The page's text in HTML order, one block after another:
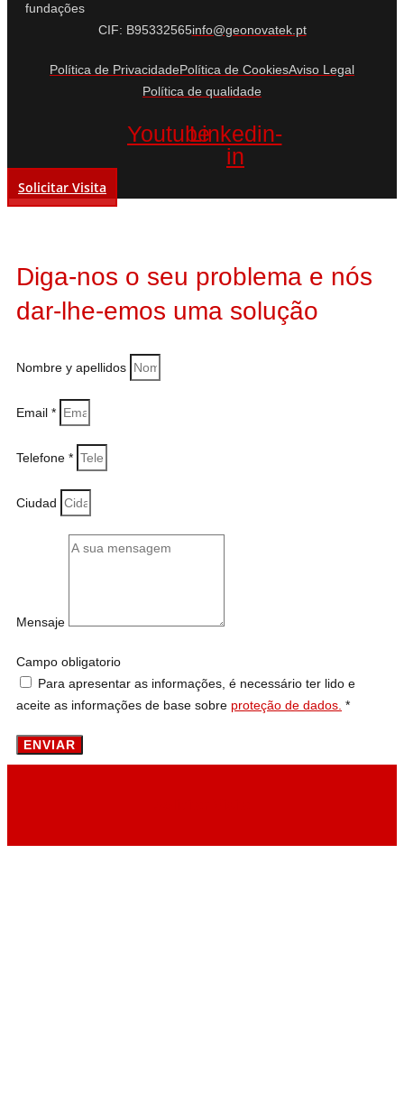
fundações
CIF: B95332565info@geonovatek.pt
Política de PrivacidadePolítica de CookiesAviso Legal
Política de qualidade
YoutubeLinkedin-
in
Solicitar Visita
Diga-nos o seu problema e nós
dar-lhe-emos uma solução
Nombre y apellidos
Email *
Telefone *
Ciudad
Mensaje
Campo obligatorio
Para apresentar as informações, é necessário ter lido e
aceite as informações de base sobre proteção de dados. *
ENVIAR